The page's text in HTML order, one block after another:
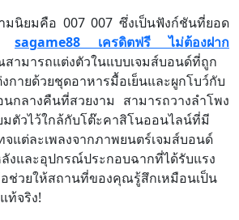
มนิยมคือ 007 007 ซึ่งเป็นฟังก์ชันที่ยอด
sagame88 เครดิตฟรี ไม่ต้องฝาก
ามารถแต่งตัวในแบบเจมส์บอนด์ที่ถูก
กายด้วยชุดอาหารมื้อเย็นและผูกโบว์กับ
กลางคืนที่สวยงาม สามารถวางลำโพง
ยมตัวไว้ใกล้กับโต๊ะคาสิโนออนไลน์ที่มี
จแต่ละเพลงจากภาพยนตร์เจมส์บอนด์
งและอุปกรณ์ประกอบฉากที่ได้รับแรง
ช่วยให้สถานที่ของคุณรู้สึกเหมือนเป็น
ท้จริง!